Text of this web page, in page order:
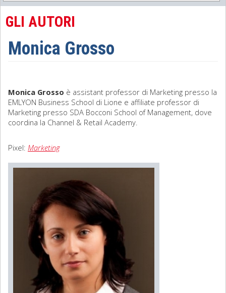
Management
Finanza
Filosofia
Matematica
GLI AUTORI
Monica Grosso
Monica Grosso è assistant professor di Marketing presso la
EMLYON Business School di Lione e affiliate professor di
Marketing presso SDA Bocconi School of Management, dove
coordina la Channel & Retail Academy.
Pixel: Marketing